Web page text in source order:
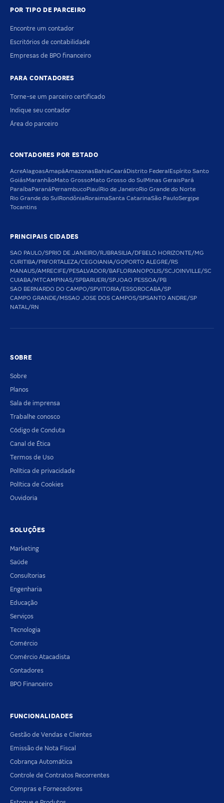
POR TIPO DE PARCEIRO
Encontre um contador
Escritórios de contabilidade
Empresas de BPO financeiro
PARA CONTADORES
Torne-se um parceiro certificado
Indique seu contador
Área do parceiro
CONTADORES POR ESTADO
AcreAlagoasAmapáAmazonas BahiaCeará Distrito Federal Espírito Santo
GoiásMaranhãoMato GrossoMato Grosso do Sul Minas Gerais Pará
Paraíba Paraná PernambucoPiauíRio de JaneiroRio Grande do Norte
Rio Grande do Sul Rondônia RoraimaSanta CatarinaSão PauloSergipe
Tocantins
PRINCIPAIS CIDADES
SAO PAULO/SPRIO DE JANEIRO/RJBRASILIA/DFBELO HORIZONTE/MG
CURITIBA/PRFORTALEZA/CEGOIANIA/GOPORTO ALEGRE/RS
MANAUS/AMRECIFE/PESALVADOR/BAFLORIANOPOLIS/SCJOINVILLE/SC
CUIABA/MTCAMPINAS/SPBARUERI/SPJOAO PESSOA/PB
SAO BERNARDO DO CAMPO/SPVITORIA/ESSOROCABA/SP
CAMPO GRANDE/MSSAO JOSE DOS CAMPOS/SPSANTO ANDRE/SP
NATAL/RN
SOBRE
Sobre
Planos
Sala de imprensa
Trabalhe conosco
Código de Conduta
Canal de Ética
Termos de Uso
Política de privacidade
Política de Cookies
Ouvidoria
SOLUÇÕES
Marketing
Saúde
Consultorias
Engenharia
Educação
Serviços
Tecnologia
Comércio
Comércio Atacadista
Contadores
BPO Financeiro
FUNCIONALIDADES
Gestão de Vendas e Clientes
Emissão de Nota Fiscal
Cobrança Automática
Controle de Contratos Recorrentes
Compras e Fornecedores